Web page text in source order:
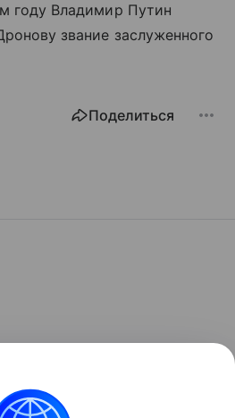
году Владимир Путин
звание заслуженного
Поделиться